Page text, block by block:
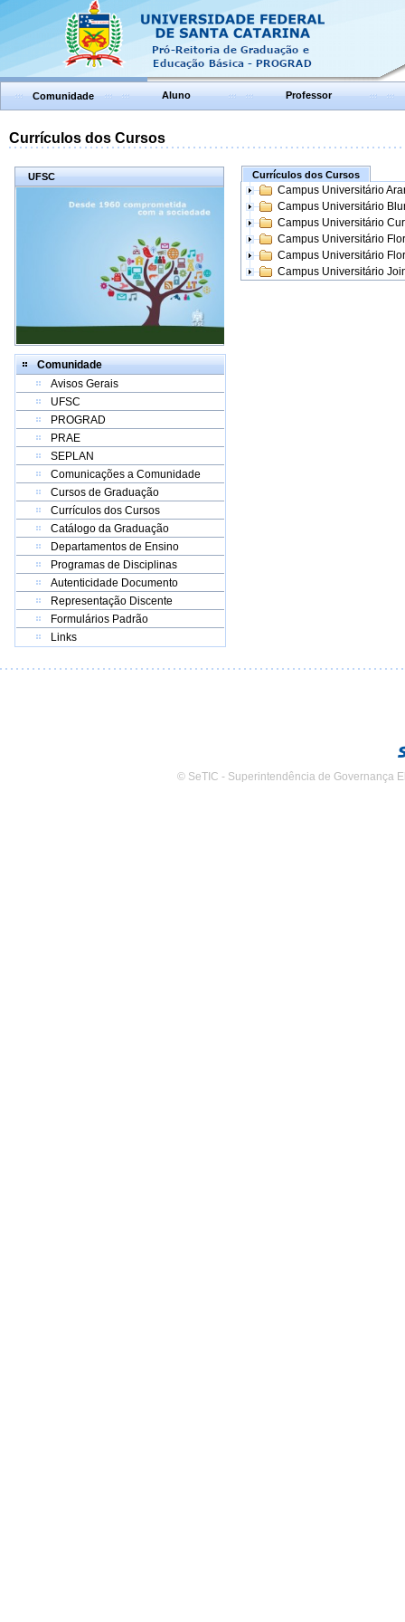
Comunidade Aluno Professor
Currículos dos Cursos
UFSC
Comunidade
Avisos Gerais
UFSC
PROGRAD
PRAE
SEPLAN
Comunicações a Comunidade
Cursos de Graduação
Currículos dos Cursos
Catálogo da Graduação
Departamentos de Ensino
Programas de Disciplinas
Autenticidade Documento
Representação Discente
Formulários Padrão
Links
Currículos dos Cursos
Campus Universitário
Campus Universitário
Campus Universitário
Campus Universitário
Campus Universitário
Campus Universitário
© SeTIC - Superintendência de Governança